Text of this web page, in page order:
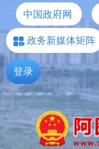
中国政府网
政务新媒体矩阵
登录